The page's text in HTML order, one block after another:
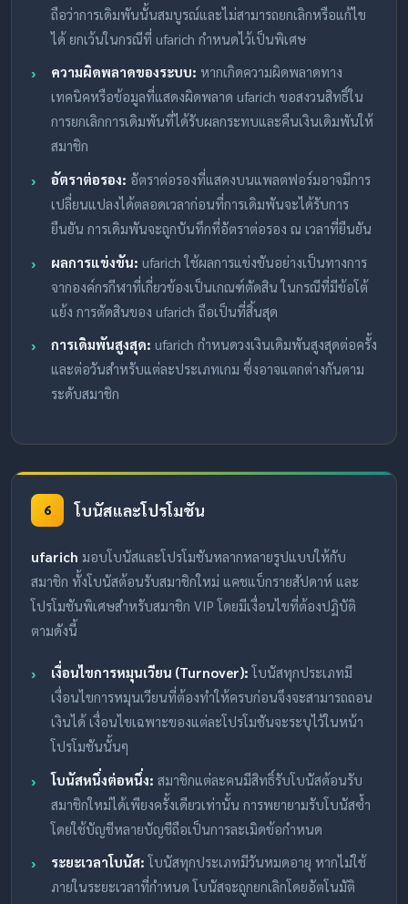
ถือว่าการเดิมพันนั้นสมบูรณ์และไม่สามารถยกเลิกหรือแก้ไข
ได้ ยกเว้นในกรณีที่ ufarich กำหนดไว้เป็นพิเศษ
ความผิดพลาดของระบบ: หากเกิดความผิดพลาดทาง
เทคนิคหรือข้อมูลที่แสดงผิดพลาด ufarich ขอสงวนสิทธิ์ใน
การยกเลิกการเดิมพันที่ได้รับผลกระทบและคืนเงินเดิมพันให้
สมาชิก
อัตราต่อรอง: อัตราต่อรองที่แสดงบนแพลตฟอร์มอาจมีการ
เปลี่ยนแปลงได้ตลอดเวลาก่อนที่การเดิมพันจะได้รับการ
ยืนยัน การเดิมพันจะถูกบันทึกที่อัตราต่อรอง ณ เวลาที่ยืนยัน
ผลการแข่งขัน: ufarich ใช้ผลการแข่งขันอย่างเป็นทางการ
จากองค์กรกีฬาที่เกี่ยวข้องเป็นเกณฑ์ตัดสิน ในกรณีที่มีข้อโต้
แย้ง การตัดสินของ ufarich ถือเป็นที่สิ้นสุด
การเดิมพันสูงสุด: ufarich กำหนดวงเงินเดิมพันสูงสุดต่อครั้ง
และต่อวันสำหรับแต่ละประเภทเกม ซึ่งอาจแตกต่างกันตาม
ระดับสมาชิก
6 โบนัสและโปรโมชัน
ufarich มอบโบนัสและโปรโมชันหลากหลายรูปแบบให้กับ
สมาชิก ทั้งโบนัสต้อนรับสมาชิกใหม่ แคชแบ็กรายสัปดาห์ และ
โปรโมชันพิเศษสำหรับสมาชิก VIP โดยมีเงื่อนไขที่ต้องปฏิบัติ
ตามดังนี้
เงื่อนไขการหมุนเวียน (Turnover): โบนัสทุกประเภทมี
เงื่อนไขการหมุนเวียนที่ต้องทำให้ครบก่อนจึงจะสามารถถอน
เงินได้ เงื่อนไขเฉพาะของแต่ละโปรโมชันจะระบุไว้ในหน้า
โปรโมชันนั้นๆ
โบนัสหนึ่งต่อหนึ่ง: สมาชิกแต่ละคนมีสิทธิ์รับโบนัสต้อนรับ
สมาชิกใหม่ได้เพียงครั้งเดียวเท่านั้น การพยายามรับโบนัสซ้ำ
โดยใช้บัญชีหลายบัญชีถือเป็นการละเมิดข้อกำหนด
ระยะเวลาโบนัส: โบนัสทุกประเภทมีวันหมดอายุ หากไม่ใช้
ภายในระยะเวลาที่กำหนด โบนัสจะถูกยกเลิกโดยอัตโนมัติ